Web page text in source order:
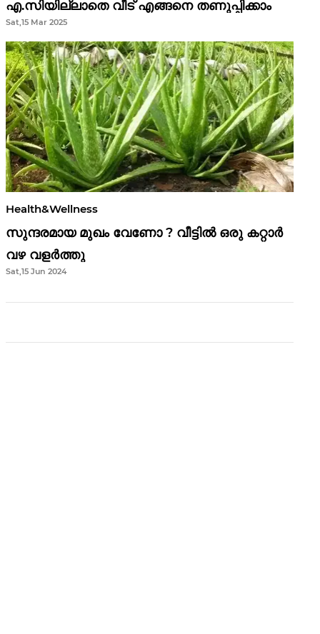
എ.സിയില്ലാതെ വീട് എങ്ങനെ തണുപ്പിക്കാം
Sat,15 Mar 2025
Health&Wellness
സുന്ദരമായ മുഖം വേണോ ? വീട്ടിൽ ഒരു കറ്റാർ
വഴ വളർത്തു
Sat,15 Jun 2024